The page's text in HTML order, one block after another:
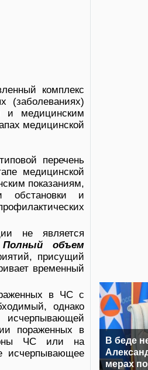
комплекс
(заболеваниях)
и медицинским
медицинской
перечень
медицинской
показаниям,
обстановки и
не является
Полный объем
присущий
временный
в ЧС с
однако
исчерпывающей
пораженных в
зоны ЧС или на
исчерпывающее
В беде
мерах